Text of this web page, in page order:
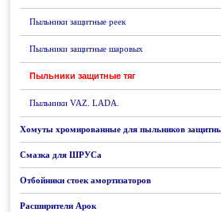
Пыльники защитные реек
Пыльники защитные шаровых
Пыльники защитные тяг
Пыльники VAZ. LADA.
Хомуты хромированные для пыльников
Смазка для ШРУСа
Отбойники стоек амортизаторов
Расширители Арок